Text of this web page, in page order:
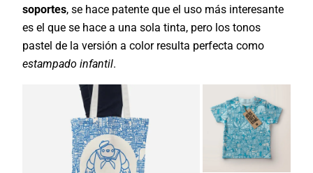
soportes, se hace patente que el uso más interesante
es el que se hace a una sola tinta, pero los tonos
pastel de la versión a color resulta perfecta como
estampado infantil.